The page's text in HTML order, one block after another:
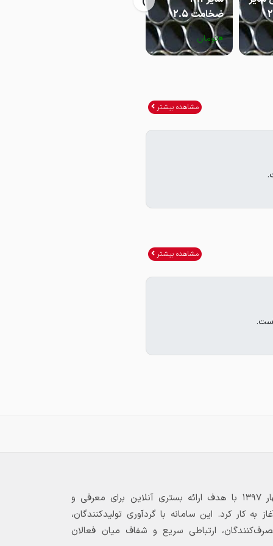
ضخامت 2.5
0تومان
مشاهده بیشتر
مشاهده بیشتر
بازارگاه الکترونیکی فولاد ۲۴ از بهار ۱۳۹۷ با هدف ارائه بستری آنلاین برای معرفی و
کار کرد. این سامانه با گردآوری تولیدکنندگان،
ارتباطی سریع و شفاف میان فعالان